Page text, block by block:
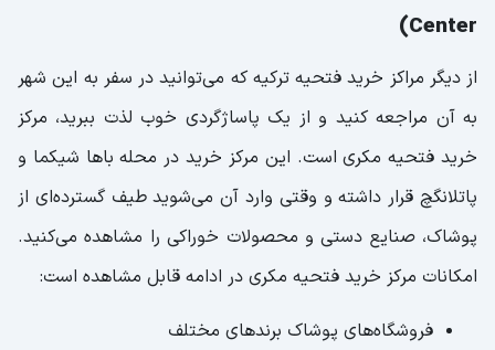
Center)
از دیگر مراکز خرید فتحیه ترکیه که می‌توانید در سفر به این شهر
به آن مراجعه کنید و از یک پاساژگردی خوب لذت ببرید، مرکز
خرید فتحیه مکری است. این مرکز خرید در محله باها شیکما و
پاتلانگچ قرار داشته و وقتی وارد آن می‌شوید طیف گسترده‌ای از
پوشاک، صنایع دستی و محصولات خوراکی را مشاهده می‌کنید.
امکانات مرکز خرید فتحیه مکری در ادامه قابل مشاهده است:
فروشگاه‌های پوشاک برندهای مختلف